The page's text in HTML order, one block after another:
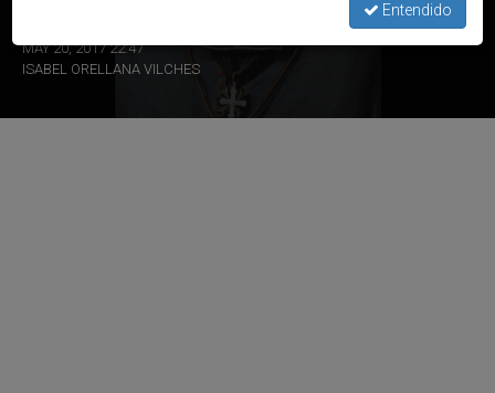
MAY 20, 2017 22:47
ISABEL ORELLANA VILCHES
Entendido